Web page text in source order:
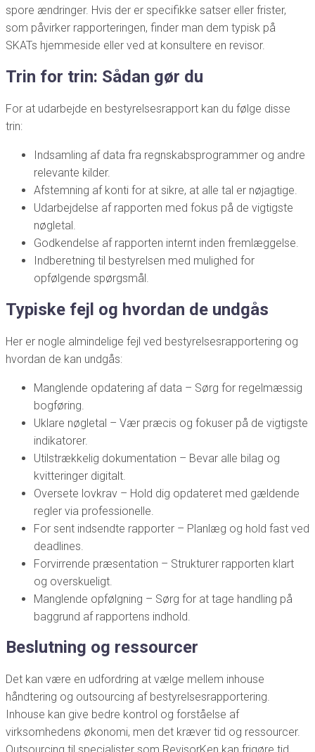
spore ændringer. Hvis der er specifikke satser eller frister,
som påvirker rapporteringen, finder man dem typisk på
SKATs hjemmeside eller ved at konsultere en revisor.
Trin for trin: Sådan gør du
For at udarbejde en bestyrelsesrapport kan du følge disse
trin:
Indsamling af data fra regnskabsprogrammer og andre
relevante kilder.
Afstemning af konti for at sikre, at alle tal er nøjagtige.
Udarbejdelse af rapporten med fokus på de vigtigste
nøgletal.
Godkendelse af rapporten internt inden fremlæggelse.
Indberetning til bestyrelsen med mulighed for
opfølgende spørgsmål.
Typiske fejl og hvordan de undgås
Her er nogle almindelige fejl ved bestyrelsesrapportering og
hvordan de kan undgås:
Manglende opdatering af data – Sørg for regelmæssig
bogføring.
Uklare nøgletal – Vær præcis og fokuser på de vigtigste
indikatorer.
Utilstrækkelig dokumentation – Bevar alle bilag og
kvitteringer digitalt.
Oversete lovkrav – Hold dig opdateret med gældende
regler via professionelle.
For sent indsendte rapporter – Planlæg og hold fast ved
deadlines.
Forvirrende præsentation – Strukturer rapporten klart
og overskueligt.
Manglende opfølgning – Sørg for at tage handling på
baggrund af rapportens indhold.
Beslutning og ressourcer
Det kan være en udfordring at vælge mellem inhouse
håndtering og outsourcing af bestyrelsesrapportering.
Inhouse kan give bedre kontrol og forståelse af
virksomhedens økonomi, men det kræver tid og ressourcer.